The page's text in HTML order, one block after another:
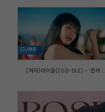
(여자)아이들((G)I-DLE) - '퀸카 ...